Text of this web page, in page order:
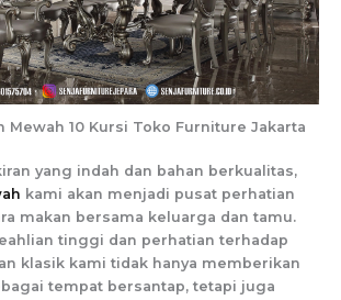
Mewah 10 Kursi Toko Furniture Jakarta
yang indah dan bahan berkualitas,
kami akan menjadi pusat perhatian
makan bersama keluarga dan tamu.
tinggi dan perhatian terhadap
klasik kami tidak hanya memberikan
tempat bersantap, tetapi juga